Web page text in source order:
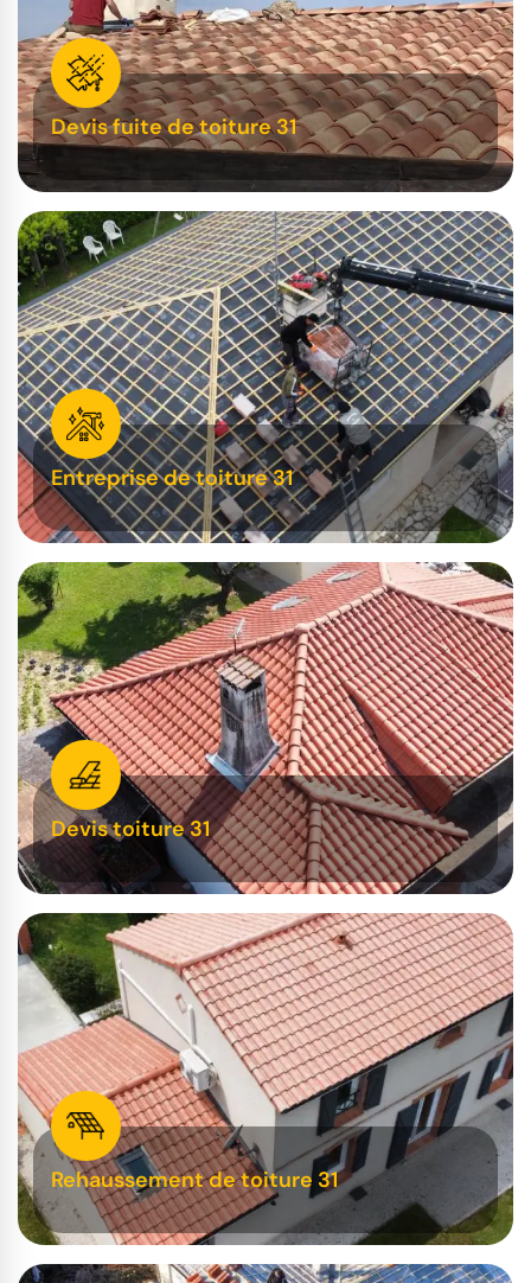
Devis fuite de toiture 31
Entreprise de toiture 31
Devis toiture 31
Rehaussement de toiture 31